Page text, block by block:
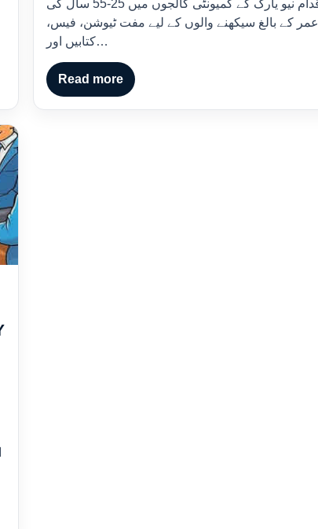
اقدام نیو یارک کے کمیونٹی کالجوں میں 25-55 سال کی
عمر کے بالغ سیکھنے والوں کے لیے مفت ٹیوشن، فیس،
کتابیں اور…
Read more